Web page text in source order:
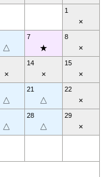
1
×
△
7
★
8
×
×
14
×
15
×
△
21
△
22
×
△
28
△
29
×